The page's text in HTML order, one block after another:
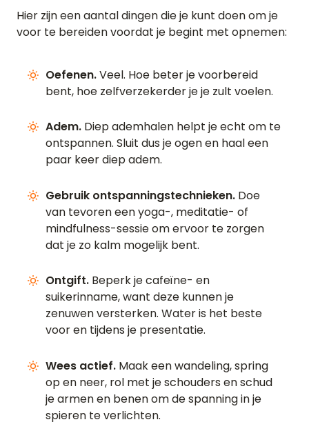
Hier zijn een aantal dingen die je kunt doen om je
voor te bereiden voordat je begint met opnemen:
Oefenen.Veel. Hoe beter je voorbereid
bent, hoe zelfverzekerder je je zult voelen.
Adem. Diep ademhalen helpt je echt om te
ontspannen. Sluit dus je ogen en haal een
paar keer diep adem.
Gebruik ontspanningstechnieken. Doe
van tevoren een yoga-, meditatie- of
mindfulness-sessie om ervoor te zorgen
dat je zo kalm mogelijk bent.
Ontgift. Beperk je cafeïne- en
suikerinname, want deze kunnen je
zenuwen versterken. Water is het beste
voor en tijdens je presentatie.
Wees actief. Maak een wandeling, spring
op en neer, rol met je schouders en schud
je armen en benen om de spanning in je
spieren te verlichten.